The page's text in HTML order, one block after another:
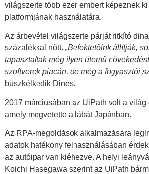
világszerte több ezer embert képeznek
platformjának használatára.
Az árbevétel világszerte párját ritkító
százalékkal nőtt. „Befektetőink állítják,
tapasztaltak még ilyen ütemű
szoftverek piacán, de még a fogyasztói
büszkélkedik Dines.
2017 márciusában az UiPath volt a világ
amely megvetette a lábát Japánban.
Az RPA-megoldások alkalmazására
adatok hatékony felhasználásában
az autóipar van kiéhezve. A helyi
Koichi Hasegawa szerint az UiPath